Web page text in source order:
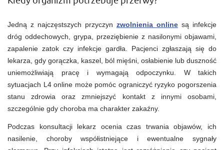
Jedną z najczęstszych przyczyn zwolnienia online są infekcje
dróg oddechowych, grypa, przeziębienie z nasilonymi objawami,
zapalenie zatok czy infekcje gardła. Pacjenci zgłaszają się do
lekarza, gdy gorączka, kaszel, ból mięśni, osłabienie lub duszność
uniemożliwiają pracę i wymagają odpoczynku. W takich
sytuacjach L4 online może pomóc ograniczyć ryzyko pogorszenia
stanu zdrowia oraz zmniejszyć kontakt z innymi osobami,
szczególnie gdy choroba ma charakter zakaźny.
Podczas konsultacji lekarz ocenia czas trwania objawów, ich
nasilenie, choroby współistniejące i ewentualne sygnały